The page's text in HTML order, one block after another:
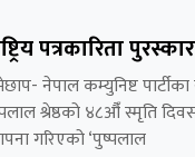
पत्रकारिता
नेपाल कम्युनिष्ट
श्रेष्ठको ४८औँ स्मृति
गरिएको ‘पुष्पलाल